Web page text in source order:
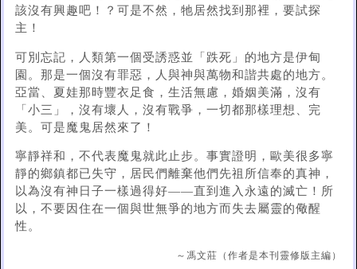
該沒有興趣吧！？可是不然，牠居然找到那裡，要試探
主！
可別忘記，人類第一個受誘惑並「跌死」的地方是伊甸
園。那是一個沒有罪惡，人與神與萬物和諧共處的地方。
亞當、夏娃那時豐衣足食，生活無慮，婚姻美滿，沒有
「小三」，沒有壞人，沒有戰爭，一切都那樣理想、完
美。可是魔鬼居然來了！
寧靜祥和，不代表魔鬼就此止步。事實證明，歐美很多寧
靜的鄉鎮都已失守，居民們離棄他們先祖所信奉的真神，
以為沒有神日子一樣過得好——直到進入永遠的滅亡！所
以，不要因住在一個與世無爭的地方而失去屬靈的儆醒
性。
～馮文莊（作者是本刊靈修版主編）